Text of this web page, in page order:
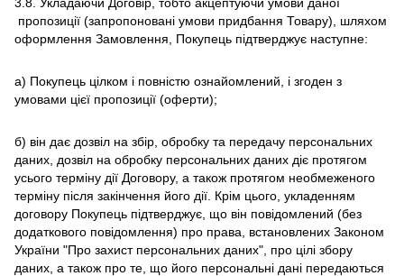
пропозиції (запропоновані умови придбання Товару), шляхом
оформлення Замовлення, Покупець підтверджує наступне:
а) Покупець цілком і повністю ознайомлений, і згоден з
умовами цієї пропозиції (оферти);
б) він дає дозвіл на збір, обробку та передачу персональних
даних, дозвіл на обробку персональних даних діє протягом
усього терміну дії Договору, а також протягом необмеженого
терміну після закінчення його дії. Крім цього, укладенням
договору Покупець підтверджує, що він повідомлений (без
додаткового повідомлення) про права, встановлених Законом
України "Про захист персональних даних", про цілі збору
даних, а також про те, що його персональні дані передаються